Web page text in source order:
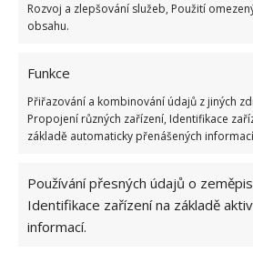
Rozvoj a zlepšování služeb, Použití
obsahu.
Funkce
Přiřazování a kombinování údajů z jiných
Propojení různých zařízení, Identifikace
základě automaticky přenášených
Používání přesných údajů o
Identifikace zařízení na základě
informací.
Test znalostí o
23.6.2026